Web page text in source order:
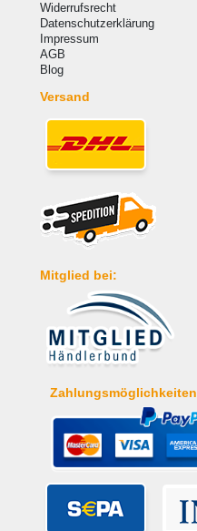
Widerrufsrecht
Datenschutzerklärung
Impressum
AGB
Blog
Versand
Mitglied bei:
Zahlungsmöglichkeiten